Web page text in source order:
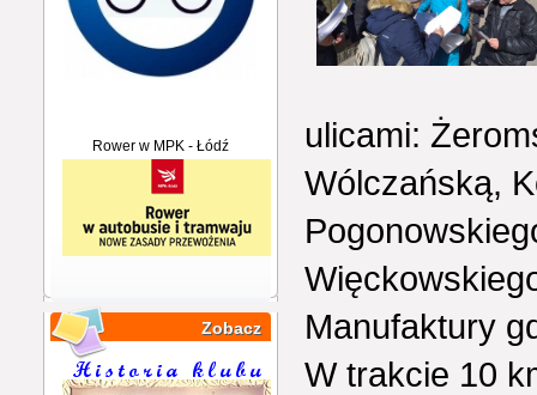
Rower w MPK - Łódź
Zobacz
ulicami:
Wólczańską,
Manufaktury
W trakcie 10